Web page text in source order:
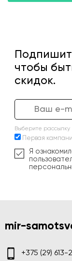
чтобы
скидок.
Выберите рассылку
Первая
Я
mir-
+375 (29)